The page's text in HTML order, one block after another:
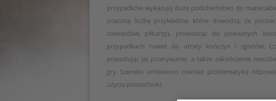
przypadków wykazują duże podobieństwo do
znaczną liczbę przykładów, które dowodzą, że
stewardów, piłkarzy), prowadząc do poważnych
przypadkach nawet do utraty kończyn i zgonów.
powodując jej przerywanie, a także zakończenie
gry. Szeroko omówiono również problematykę
użycia pirotechniki.